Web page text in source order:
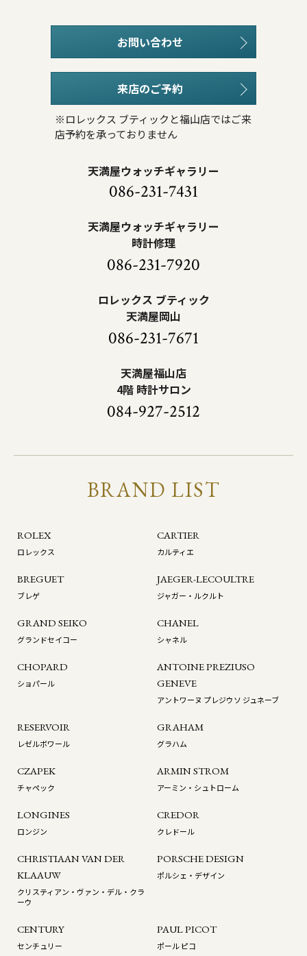
お問い合わせ
来店のご予約
※ロレックス ブティックと福山店ではご来
店予約を承っておりません
天満屋ウォッチギャラリー
086-231-7431
天満屋ウォッチギャラリー
時計修理
086-231-7920
ロレックス ブティック
天満屋岡山
086-231-7671
天満屋福山店
4階 時計サロン
084-927-2512
BRAND LIST
ROLEX
ロレックス
CARTIER
カルティエ
BREGUET
ブレゲ
JAEGER-LECOULTRE
ジャガー・ルクルト
GRAND SEIKO
グランドセイコー
CHANEL
シャネル
CHOPARD
ショパール
ANTOINE PREZIUSO
GENEVE
アントワーヌ プレジウソ ジュネーブ
RESERVOIR
レゼルボワール
GRAHAM
グラハム
CZAPEK
チャペック
ARMIN STROM
アーミン・シュトローム
LONGINES
ロンジン
CREDOR
クレドール
CHRISTIAAN VAN DER
KLAAUW
クリスティアン・ヴァン・デル・クラ
ーウ
PORSCHE DESIGN
ポルシェ・デザイン
CENTURY
センチュリー
PAUL PICOT
ポール ピコ